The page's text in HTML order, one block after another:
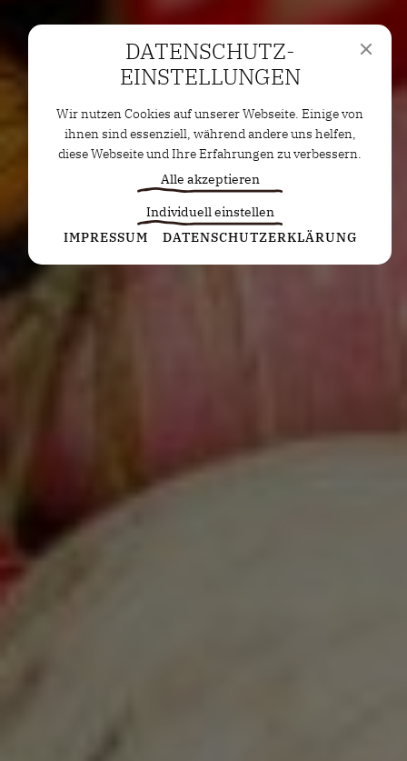
DATENSCHUTZ­
EINSTELLUNGEN
Wir nutzen Cookies auf unserer Webseite. Einige von
ihnen sind essenziell, während andere uns helfen,
diese Webseite und Ihre Erfahrungen zu verbessern.
Alle akzeptieren
Individuell einstellen
Statistiken
Diese Cookies erfassen anonyme Statistiken. Diese
Werbung anzuzeigen. Sie tun dies, indem sie
Besucher über Websites hinweg verfolgen.
Google Tag Manager
IMPRESSUM DATENSCHUTZERKLÄRUNG